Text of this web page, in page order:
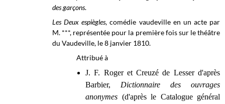
des garçons.
Les Deux espiègles, comédie vaudeville en un acte par
M. ***, représentée pour la première fois sur le théâtre
du Vaudeville, le 8 janvier 1810.
Attribué à
J. F. Roger et Creuzé de Lesser d'après
Barbier, Dictionnaire des ouvrages
anonymes (d'après le Catalogue général